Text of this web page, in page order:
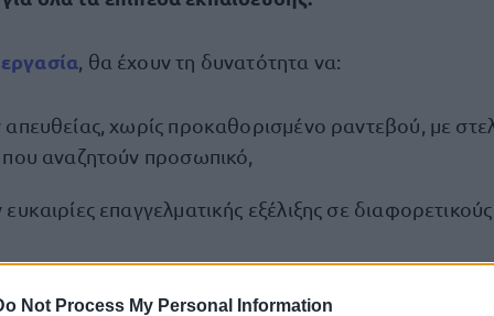
Not Process My Personal Information
εργασία , θα έχουν τη δυνατότητα να:
απευθείας, χωρίς προκαθορισμένο ραντεβού, με
αναζητούν προσωπικό,
επαγγελματικής εξέλιξης σε
το εύρος των διαθέσιμων θέσεων εργασίας και